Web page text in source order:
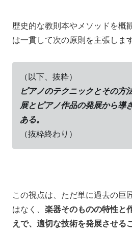
歴史的な教則本やメソッドを概
は一貫して次の原則を主張しま
（以下、抜粋）
ピアノのテクニックとその方
展とピアノ作品の発展から導
ある。
（抜粋終わり）
この視点は、ただ単に過去の巨
はなく、 楽器そのものの特性と
えで、適切な技術を発展させる